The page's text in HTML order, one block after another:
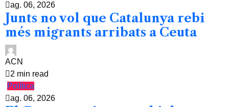
ag. 06, 2026
Junts no vol que Catalunya rebi
més migrants arribats a Ceuta
ACN
2 min read
Política
ag. 06, 2026